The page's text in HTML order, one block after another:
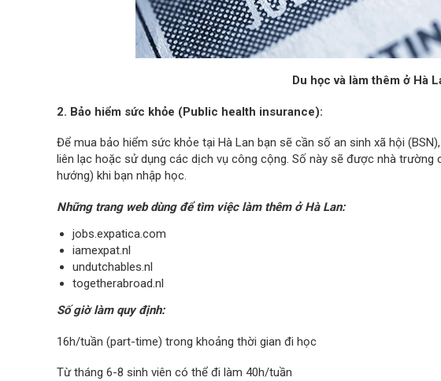
Du học và làm thêm ở Hà
2. Bảo hiểm sức khỏe (Public health insurance):
Để mua bảo hiểm sức khỏe tại Hà Lan bạn sẽ cần số an sinh xã hội
liên lạc hoặc sử dụng các dịch vụ công cộng. Số này sẽ được nhà
hướng) khi bạn nhập học.
Những trang web dùng để tìm việc làm thêm ở Hà Lan:
jobs.expatica.com
iamexpat.nl
undutchables.nl
togetherabroad.nl
Số giờ làm quy định:
16h/tuần (part-time) trong khoảng thời gian đi học
Từ tháng 6-8 sinh viên có thể đi làm 40h/tuần